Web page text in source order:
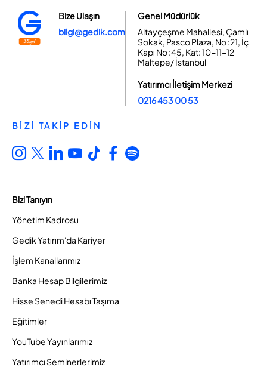
Bize Ulaşın
bilgi@gedik.com
Genel Müdürlük
Altayçeşme Mahallesi, Çamlı
Sokak, Pasco Plaza, No :21, İç
Kapı No :45, Kat: 10-11-12
Maltepe/ İstanbul
Yatırımcı İletişim Merkezi
0216 453 00 53
BİZİ TAKİP EDİN
Bizi Tanıyın
Yönetim Kadrosu
Gedik Yatırım'da Kariyer
İşlem Kanallarımız
Banka Hesap Bilgilerimiz
Hisse Senedi Hesabı Taşıma
Eğitimler
YouTube Yayınlarımız
Yatırımcı Seminerlerimiz